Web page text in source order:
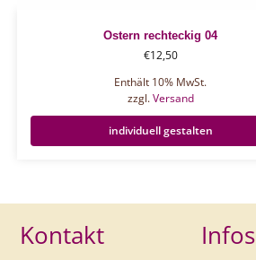
Ostern rechteckig 04
€12,50
Enthält 10% MwSt.
zzgl.Versand
individuell gestalten
Kontakt Infos